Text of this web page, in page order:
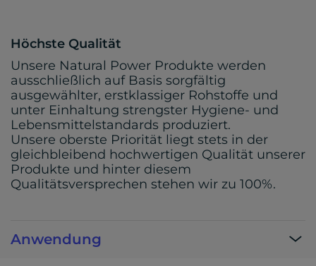
Höchste Qualität
Unsere Natural Power Produkte werden
ausschließlich auf Basis sorgfältig
ausgewählter, erstklassiger Rohstoffe und
unter Einhaltung strengster Hygiene- und
Lebensmittelstandards produziert.
Unsere oberste Priorität liegt stets in der
gleichbleibend hochwertigen Qualität unserer
Produkte und hinter diesem
Qualitätsversprechen stehen wir zu 100%.
Anwendung